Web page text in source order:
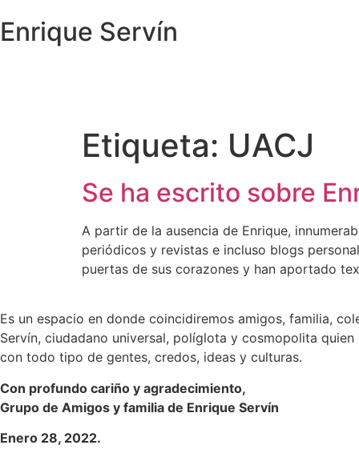
Enrique Servín
Etiqueta: UACJ
Se ha escrito sobre
A partir de la ausencia de Enrique,
periódicos y revistas e incluso blogs
puertas de sus corazones y han aportado
Es un espacio en donde coincidiremos amigos, familia,
Servín, ciudadano universal, políglota y cosmopolita
con todo tipo de gentes, credos, ideas y culturas.
Con profundo cariño y agradecimiento,
Grupo de Amigos y familia de Enrique Servín
Enero 28, 2022.